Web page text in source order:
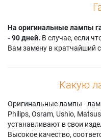
На оригинальные лампы
- 90 дней. В случае, если
Вам замену в кратчайший
Какую
Оригинальные лампы -
Philips, Osram, Ushio,
устанавливают в свои
Высокое качество,